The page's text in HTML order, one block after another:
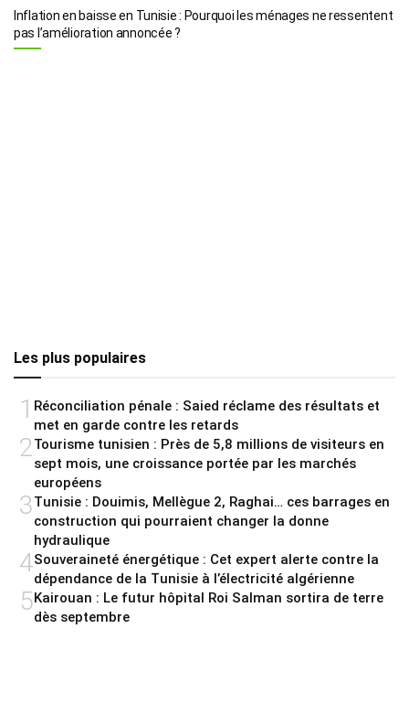
Inflation en baisse en Tunisie : Pourquoi les ménages ne ressentent
pas l’amélioration annoncée ?
Les plus populaires
1 Réconciliation pénale : Saied réclame des résultats et
met en garde contre les retards
2Tourisme tunisien : Près de 5,8 millions de visiteurs en
sept mois, une croissance portée par les marchés
européens
3Tunisie : Douimis, Mellègue 2, Raghai… ces barrages en
construction qui pourraient changer la donne
hydraulique
4Souveraineté énergétique : Cet expert alerte contre la
dépendance de la Tunisie à l’électricité algérienne
5Kairouan : Le futur hôpital Roi Salman sortira de terre
dès septembre